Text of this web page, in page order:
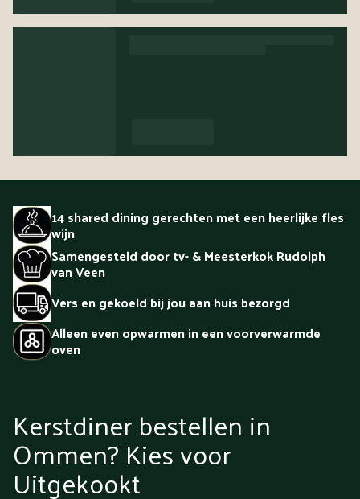
14 shared dining gerechten met een heerlijke fles
wijn
Samengesteld door tv- & Meesterkok Rudolph
van Veen
Vers en gekoeld bij jou aan huis bezorgd
Alleen even opwarmen in een voorverwarmde
oven
Kerstdiner bestellen in
Ommen? Kies voor
Uitgekookt